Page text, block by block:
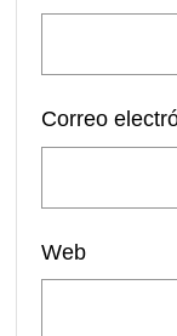
Correo
Web